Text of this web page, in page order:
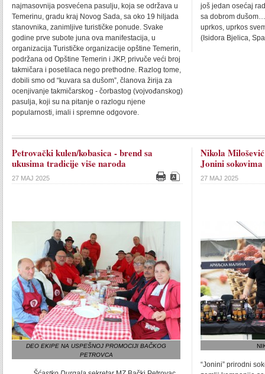
najmasovnija posvećena pasulju, koja se održava u
Temerinu, gradu kraj Novog Sada, sa oko 19 hiljada
stanovnika, zanimljive turističke ponude. Svake
godine prve subote juna ova manifestacija, u
organizacija Turističke organizacije opštine Temerin,
podržana od Opštine Temerin i JKP, privuče veći broj
takmičara i posetilaca nego prethodne. Razlog tome,
dobili smo od “kuvara sa dušom”, članova žirija za
ocenjivanje takmičarskog - čorbastog (vojvođanskog)
pasulja, koji su na pitanje o razlogu njene
popularnosti, imali i spremne odgovore.
još jedan osećaj
sa dobrom
uprkos, uprkos
(Isidora Bjelica,
Petrovački kulen/kobasica - brend sa
ukusima tradicije više naroda
27 MAJ 2025
DEO EKIPE NA USPEŠNOJ PROMOCIJI BAČKOG
PETROVCA
Nikola
Jonini sokovima
27 MAJ 2025
“Jonini” prirodni